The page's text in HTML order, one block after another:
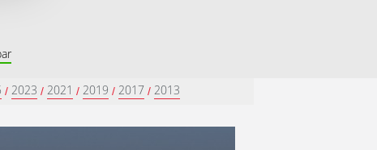
/ 2023 / 2021 / 2019 / 2017 / 2013